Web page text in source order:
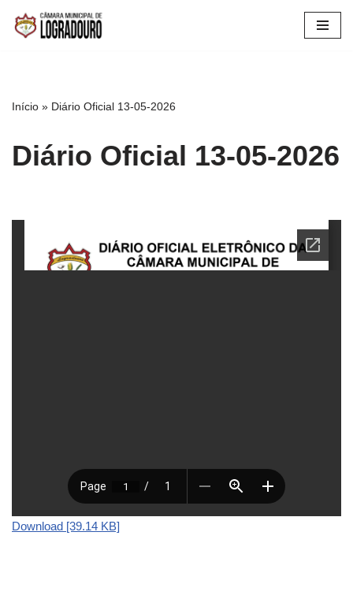
Pular
Início » Diário Oficial 13-05-2026
Diário Oficial 13-05-2026
Download [39.14 KB]